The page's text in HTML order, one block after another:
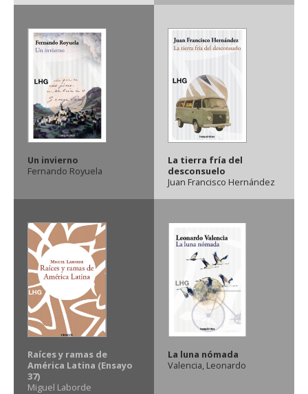
Un invierno
Fernando Royuela
La tierra fría del
desconsuelo
Juan Francisco Hernández
Raíces y ramas de
América Latina (Ensayo
37)
Miguel Laborde
La luna nómada
Valencia, Leonardo